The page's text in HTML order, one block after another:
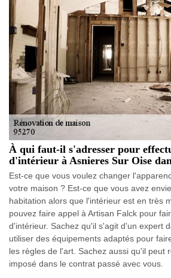
À qui faut-il s'adresser pour
d'intérieur à Asnieres Sur Oise
Est-ce que vous voulez changer
votre maison ? Est-ce que vous avez
habitation alors que l'intérieur est en très
pouvez faire appel à Artisan Falck pour
d'intérieur. Sachez qu'il s'agit d'un expert
utiliser des équipements adaptés pour
les règles de l'art. Sachez aussi qu'il peut
imposé dans le contrat passé avec vous.